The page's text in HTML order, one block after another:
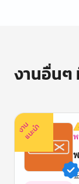
งานอื่นๆ
ง
า
น
แ
น
ะ
นำ